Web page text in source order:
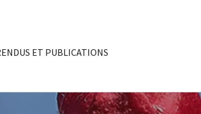
ET PUBLICATIONS